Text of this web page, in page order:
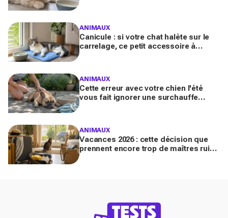
ANIMAUX
Canicule : si votre chat halète sur le
carrelage, ce petit accessoire à
ANIMAUX
Cette erreur avec votre chien l'été
vous fait ignorer une surchauffe
ANIMAUX
Vacances 2026 : cette décision que
prennent encore trop de maîtres ruine